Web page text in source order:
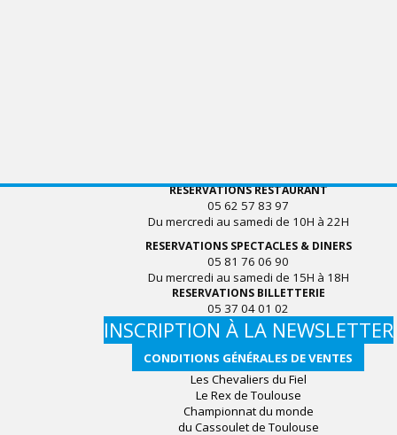
RESERVATIONS RESTAURANT
05 62 57 83 97
Du mercredi au samedi de 10H à 22H
RESERVATIONS SPECTACLES & DINERS
05 81 76 06 90
Du mercredi au samedi de 15H à 18H
RESERVATIONS BILLETTERIE
05 37 04 01 02
INSCRIPTION À LA NEWSLETTER
CONDITIONS GÉNÉRALES DE VENTES
Les Chevaliers du Fiel
Le Rex de Toulouse
Championnat du monde
du Cassoulet de Toulouse